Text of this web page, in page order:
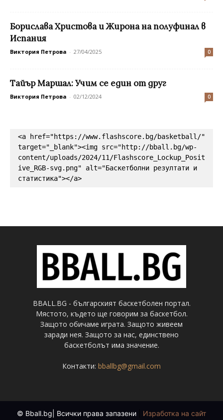
Борислава Христова и Жирона на полуфинал в
Испания
Виктория Петрова - 27/04/2025 0
Тайър Маршал: Учим се един от друг
Виктория Петрова - 02/12/2024 0
<a href="https://www.flashscore.bg/basketball/"
target="_blank"><img src="http://bball.bg/wp-
content/uploads/2024/11/Flashscore_Lockup_Posit
ive_RGB-svg.png" alt="Баскетболни резултати и
статистика"></a>
BBALL.BG - българският баскетболен портал.
Мястото, където ще говорим за баскетбол.
Защото обичаме играта. Защото живеем
заради нея. Защото за нас, единствено
баскетболът има значение.
Контакти: bballbg@gmail.com
© Bball.bg| Всички права запазени Изработка на сайт